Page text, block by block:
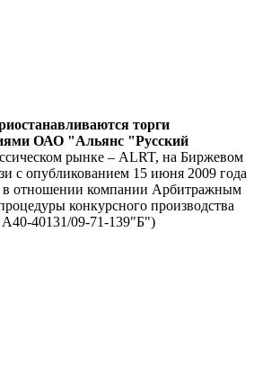
торги
ОАО "Альянс "Русский
рынке – ALRT, на Биржевом
с опубликованием 15 июня 2009 года
в отношении компании Арбитражным
конкурсного производства
40131/09-71-139"Б")